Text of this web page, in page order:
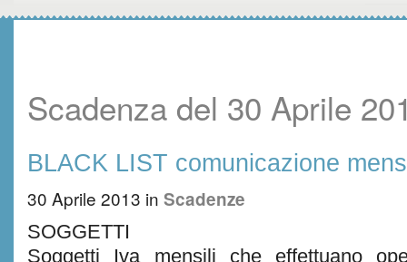
Scadenza del 30 Aprile
BLACK LIST comunicazione
30 Aprile 2013 in Scadenze
SOGGETTI
Soggetti Iva mensili che effettuano